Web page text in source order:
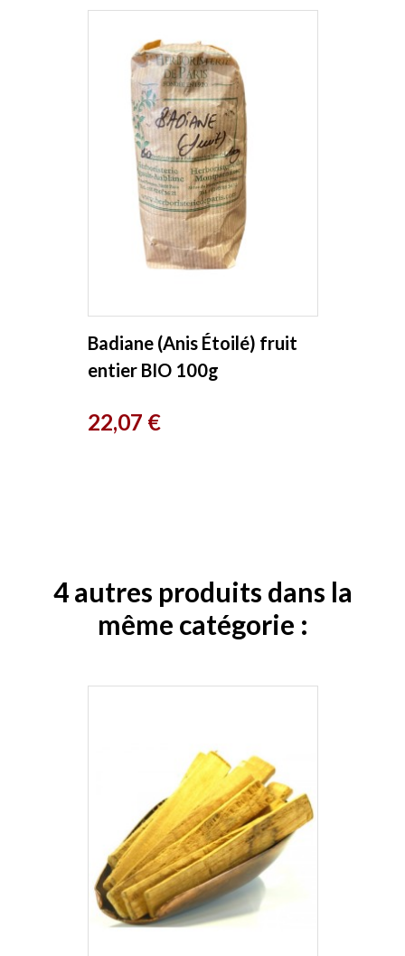
Badiane (Anis Étoilé) fruit
entier BIO 100g
Prix
22,07 €
4 autres produits dans la
même catégorie :